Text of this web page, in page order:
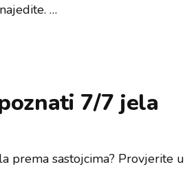
…
7/7 jela
prema sastojcima? Provjerite u